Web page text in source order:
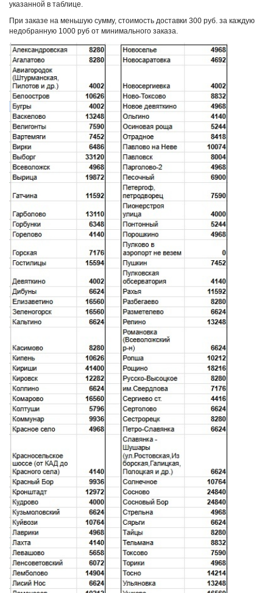
указанной в таблице.
При заказе на меньшую сумму, стоимость доставки 300 руб. за каждую
недобранную 1000 руб от минимального заказа.